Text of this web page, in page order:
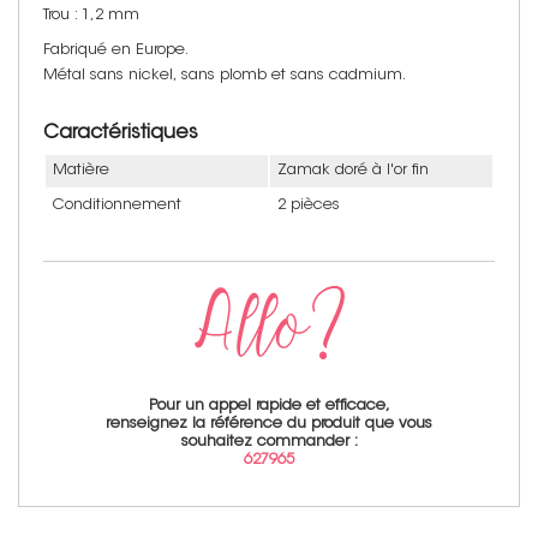
Trou : 1,2 mm
Fabriqué en Europe.
Métal sans nickel, sans plomb et sans cadmium.
Caractéristiques
Matière Zamak doré à l'or fin
Conditionnement 2 pièces
Pour un appel rapide et efficace,
renseignez la référence du produit que vous
souhaitez commander :
627965